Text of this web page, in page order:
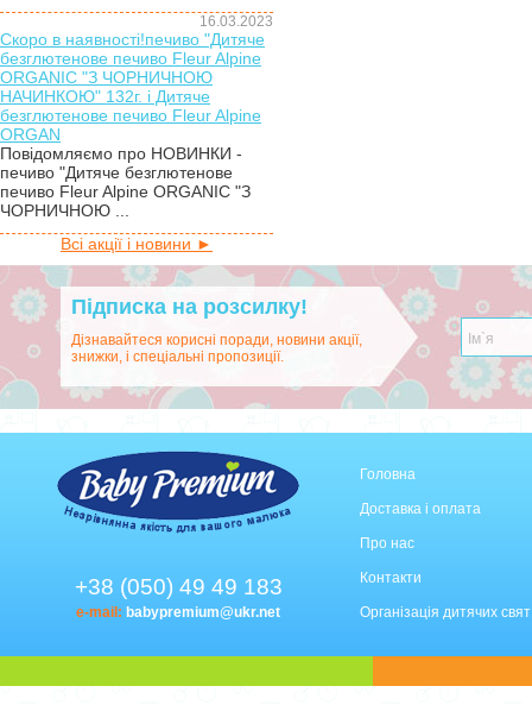
16.03.2023
Скоро в наявності!печиво "Дитяче
безглютенове печиво Fleur Alpine
ORGANIC "З ЧОРНИЧНОЮ
НАЧИНКОЮ" 132г. і Дитяче
безглютенове печиво Fleur Alpine
ORGAN
Повідомляємо про НОВИНКИ -
печиво "Дитяче безглютенове
печиво Fleur Alpine ORGANIC "З
ЧОРНИЧНОЮ ...
Всі акції і новини ►
Підписка на розсилку!
Дізнавайтеся корисні поради, новини акції,
знижки, і спеціальні пропозиції.
+38 (050) 49 49 183
e-mail: babypremium@ukr.net
Головна
Доставка і оплата
Про нас
Контакти
Організація дитячих свят